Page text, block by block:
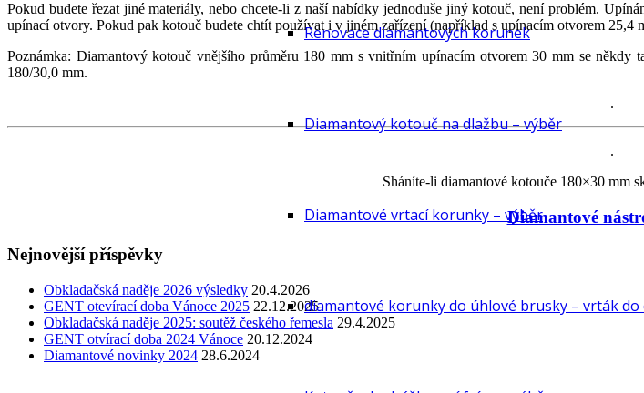
Renovace diamantových korunek
Diamantový kotouč na dlažbu – výběr
Diamantové vrtací korunky – výběr
diamantové korunky do úhlové brusky – vrták do
Pokud budete řezat jiné materiály, nebo chcete-li z naší nabídky jednoduše jiný kotouč, není problém.
upínací otvory. Pokud pak kotouč budete chtít používat i v jiném zařízení (například s upínacím otvorem
Poznámka: Diamantový kotouč vnějšího průměru 180 mm s vnitřním upínacím otvorem 30 mm se
180/30,0 mm.
.
.
Sháníte-li diamantové kotouče 180×30 mm
Diamantové
Nejnovější příspěvky
Obkladačská naděje 2026 výsledky 20.4.2026
GENT otevírací doba Vánoce 2025 22.12.2025
Obkladačská naděje 2025: soutěž českého řemesla 29.4.2025
GENT otvírací doba 2024 Vánoce 20.12.2024
Diamantové novinky 2024 28.6.2024